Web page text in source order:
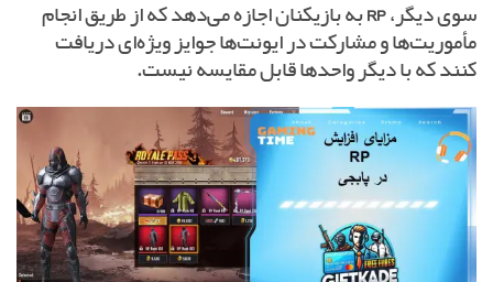
سوی دیگر،RPبه بازیکنان اجازه می‌دهد که از طریق انجام
مأموریت‌ها و مشارکت در ایونت‌ها جوایز ویژه‌ای دریافت
کنند که با دیگر واحدها قابل مقایسه نیست.